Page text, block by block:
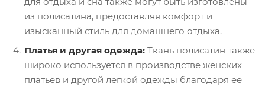
из полисатина, предоставляя комфорт и
изысканный стиль для домашнего отдыха.
Платья и другая одежда: Ткань полисатин также
широко используется в производстве женских
платьев и другой легкой одежды благодаря ее